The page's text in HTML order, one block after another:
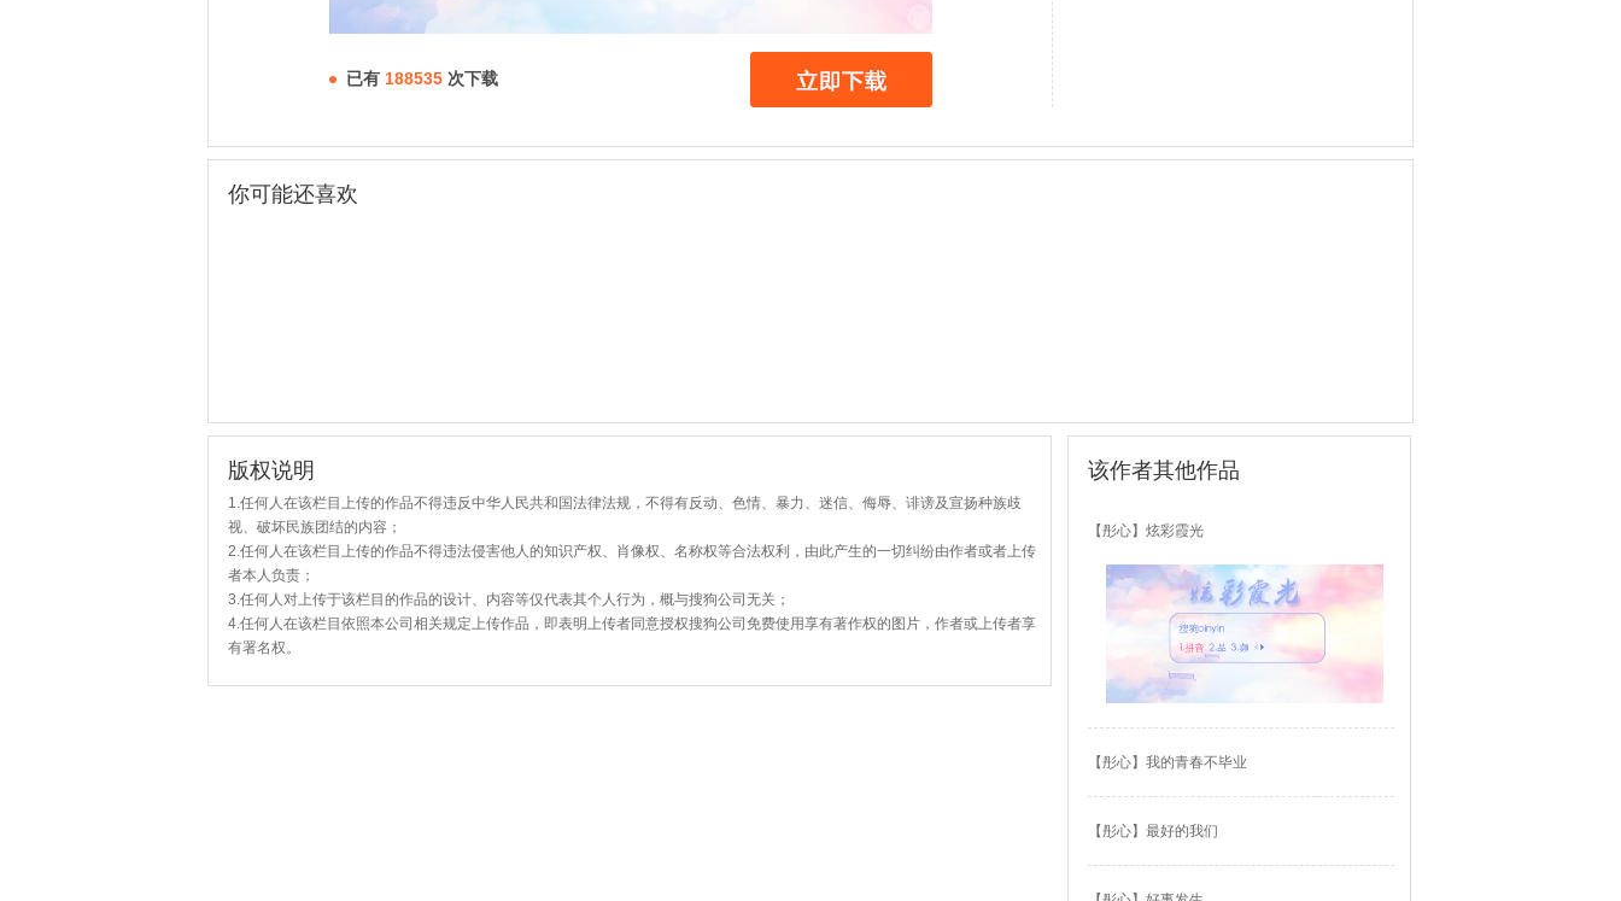
已有 188535 次下载
你可能还喜欢
版权说明
1.任何人在该栏目上传的作品不得违反中华人民共和国法律法规，不得有反动、色情、暴力、迷信、侮辱、诽谤及宣扬种族歧
视、破坏民族团结的内容；
2.任何人在该栏目上传的作品不得违法侵害他人的知识产权、肖像权、名称权等合法权利，由此产生的一切纠纷由作者或者上传
者本人负责；
3.任何人对上传于该栏目的作品的设计、内容等仅代表其个人行为，概与搜狗公司无关；
4.任何人在该栏目依照本公司相关规定上传作品，即表明上传者同意授权搜狗公司免费使用享有著作权的图片，作者或上传者享
有署名权。
该作者其他作品
【彤心】炫彩霞光
【彤心】我的青春不毕业
【彤心】最好的我们